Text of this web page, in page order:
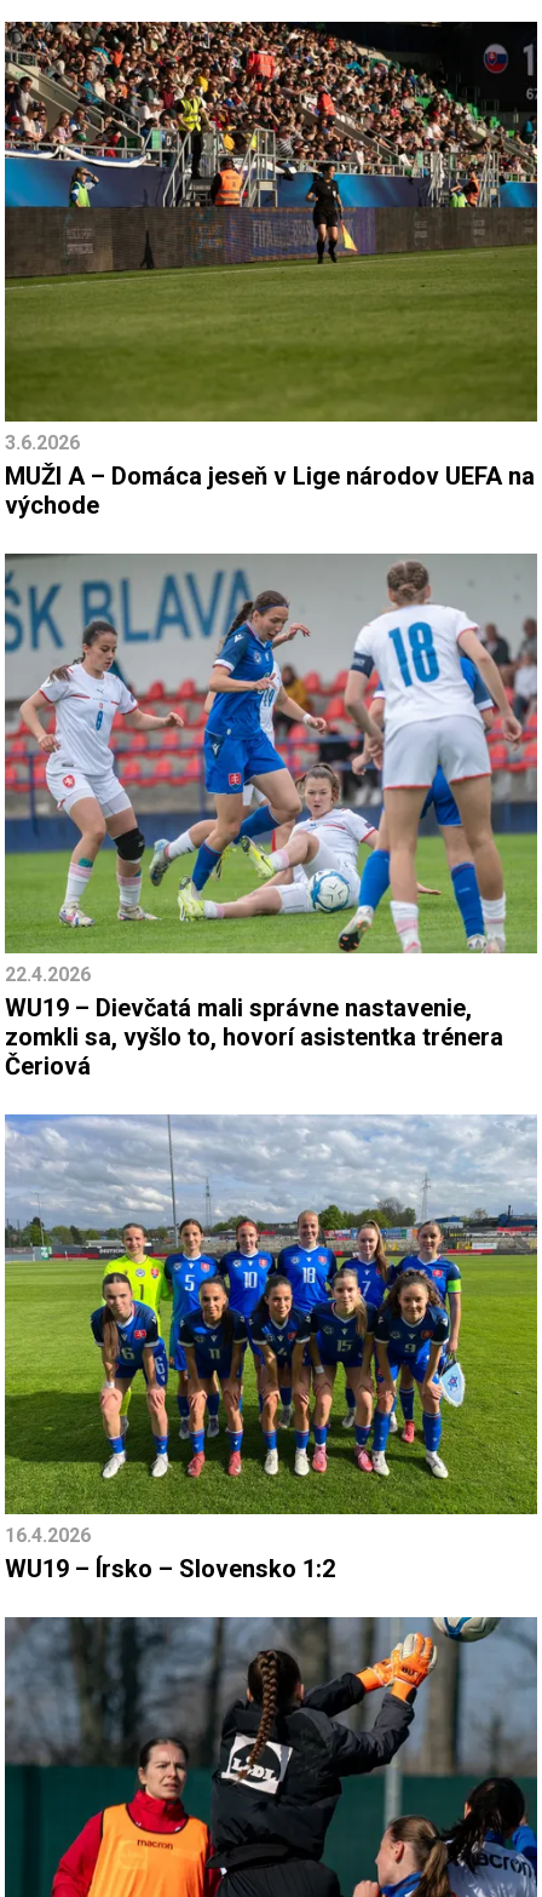
3.6.2026
MUŽI A – Domáca jeseň v Lige národov UEFA na
východe
22.4.2026
WU19 – Dievčatá mali správne nastavenie,
zomkli sa, vyšlo to, hovorí asistentka trénera
Čeriová
16.4.2026
WU19 – Írsko – Slovensko 1:2